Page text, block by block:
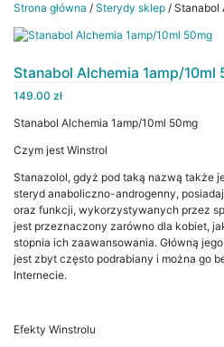
Strona główna / Sterydy sklep / Stanabol
Stanabol Alchemia 1amp/10ml
149.00 zł
Stanabol Alchemia 1amp/10ml 50mg
Czym jest Winstrol
Stanazolol, gdyż pod taką nazwą także
steryd anaboliczno-androgenny,
oraz funkcji, wykorzystywanych przez
jest przeznaczony zarówno dla kobiet,
stopnia ich zaawansowania. Główną
jest zbyt często podrabiany i można go
Internecie.
Efekty Winstrolu